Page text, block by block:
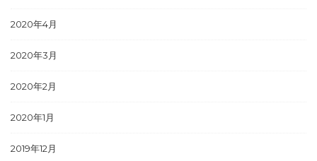
2020年4月
2020年3月
2020年2月
2020年1月
2019年12月